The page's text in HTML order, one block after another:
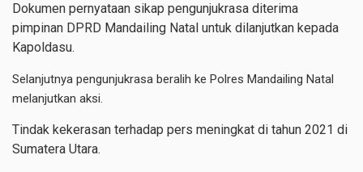
Dokumen pernyataan sikap pengunjukrasa diterima
pimpinan DPRD Mandailing Natal untuk dilanjutkan kepada
Kapoldasu.
Selanjutnya pengunjukrasa beralih ke Polres Mandailing Natal
melanjutkan aksi.
Tindak kekerasan terhadap pers meningkat di tahun 2021 di
Sumatera Utara.